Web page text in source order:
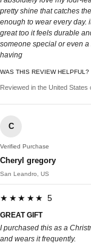
pretty shine that catches
enough to wear every day.
great too it feels durable
someone special or even
having
WAS THIS REVIEW HELPFUL?
Reviewed in the United
C
Verified Purchase
Cheryl gregory
San Leandro, US
★★★★★ 5
GREAT GIFT
I purchased this as a
and wears it frequently.